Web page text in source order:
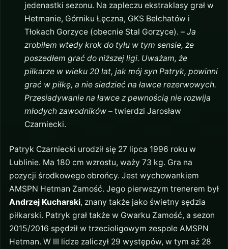
jedenastki sezonu. Na zapleczu ekstraklasy grał w
Hetmanie, Górniku Łęczna, GKS Bełchatów i
Tłokach Gorzyce (obecnie Stal Gorzyce). – Ja
zrobiłem wtedy krok do tyłu w tym sensie, że
poszedłem grać do niższej ligi. Uważam, że
piłkarze w wieku 20 lat, jak mój syn Patryk, powinni
grać w piłkę, a nie siedzieć na ławce rezerwowych.
Przesiadywanie na ławce z pewnością nie rozwija
młodych zawodników – twierdzi Jarosław
Czarniecki.
Patryk Czarniecki urodził się 27 lipca 1996 roku w
Lublinie. Ma 180 cm wzrostu, waży 73 kg. Gra na
pozycji środkowego obrońcy. Jest wychowankiem
AMSPN Hetman Zamość. Jego pierwszym trenerem był
Andrzej Kucharski, znany także jako świetny sędzia
piłkarski. Patryk grał także w Gwarku Zamość, a sezon
2015/2016 spędził w trzecioligowym zespole AMSPN
Hetman. W III lidze zaliczył 29 występów, w tym aż 28